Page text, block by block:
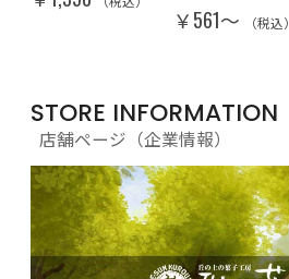
￥561〜 （税込）
STORE INFORMATION
店舗ページ（企業情報）